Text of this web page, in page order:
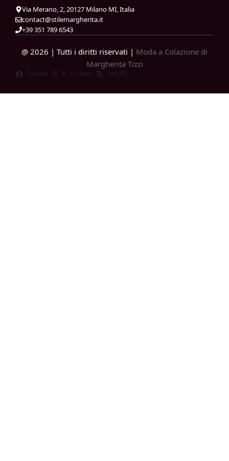
Via Merano, 2, 20127 Milano MI, Italia
contact@stilemargherita.it
+39 351 789 6543
@ 2026 | Tutti i diritti riservati | Moda a Colazione di
Margherita Tizzi
Facebook X News Feed RSS